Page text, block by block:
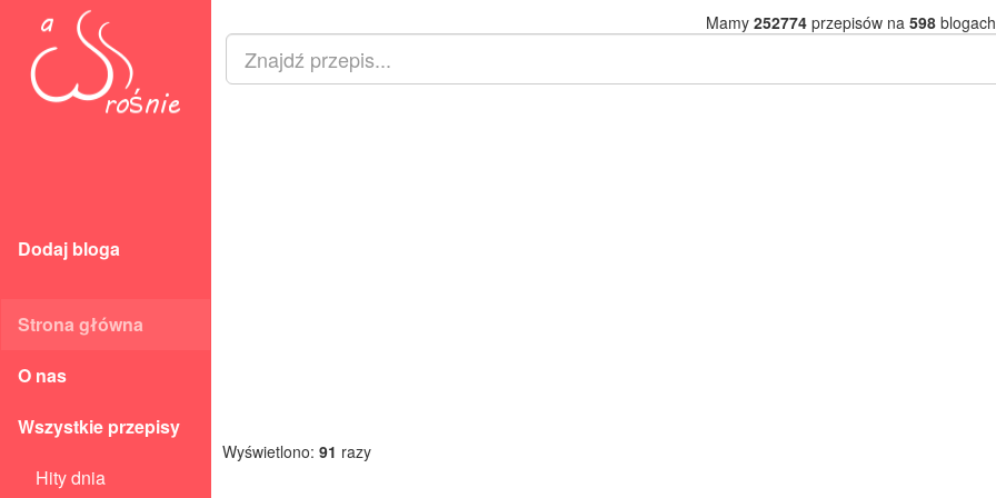
Dodaj bloga
Strona główna
O nas
Wszystkie przepisy
Hity dnia
Mamy 252774przepisów na 598
Wyświetlono: 91 razy